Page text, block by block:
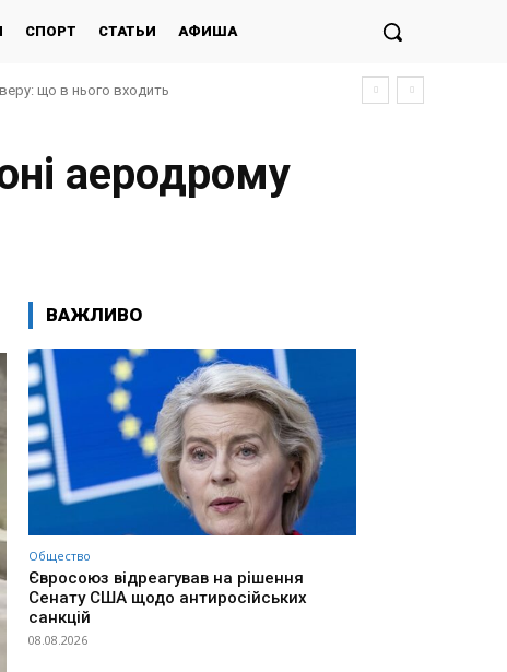
СПОРТ СТАТЬИ АФИША
що в нього входить
аеродрому
ВАЖЛИВО
Общество
Євросоюз відреагував на рішення
Сенату США щодо антиросійських
санкцій
08.08.2026